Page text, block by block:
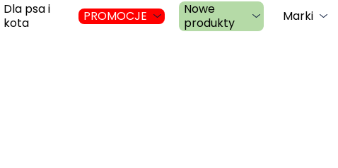
Dla psa i
kota
PROMOCJE
Nowe
produkty
Marki